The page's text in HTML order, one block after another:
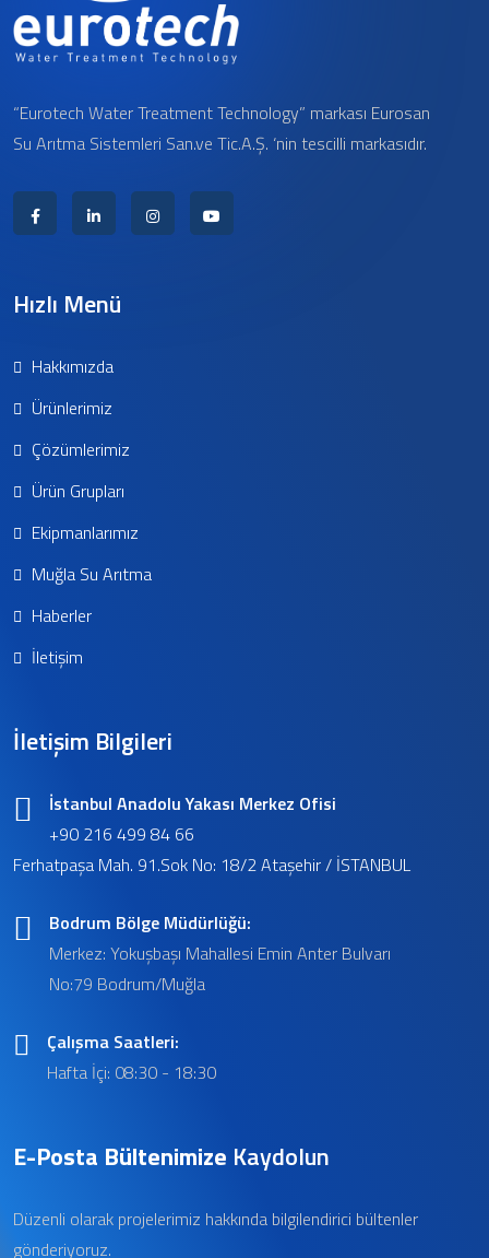
“Eurotech Water Treatment Technology” markası Eurosan
Su Arıtma Sistemleri San.ve Tic.A.Ş. ‘nin tescilli markasıdır.
Hızlı Menü
Hakkımızda
Ürünlerimiz
Çözümlerimiz
Ürün Grupları
Ekipmanlarımız
Muğla Su Arıtma
Haberler
İletişim
İletişim Bilgileri
İstanbul Anadolu Yakası Merkez Ofisi
+90 216 499 84 66
Ferhatpaşa Mah. 91.Sok No: 18/2 Ataşehir / İSTANBUL
Bodrum Bölge Müdürlüğü:
Merkez: Yokuşbaşı Mahallesi Emin Anter Bulvarı
No:79 Bodrum/Muğla
Çalışma Saatleri:
Hafta İçi: 08:30 - 18:30
E-Posta Bültenimize Kaydolun
Düzenli olarak projelerimiz hakkında bilgilendirici bültenler
gönderiyoruz.